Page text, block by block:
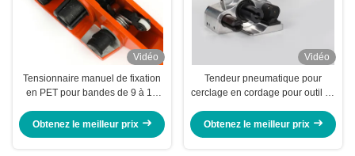
Vidéo
Tensionnaire manuel de fixation
en PET pour bandes de 9 à 19
Obtenez le meilleur prix
Vidéo
Tendeur pneumatique pour
cerclage en cordage pour outil en
Obtenez le meilleur prix